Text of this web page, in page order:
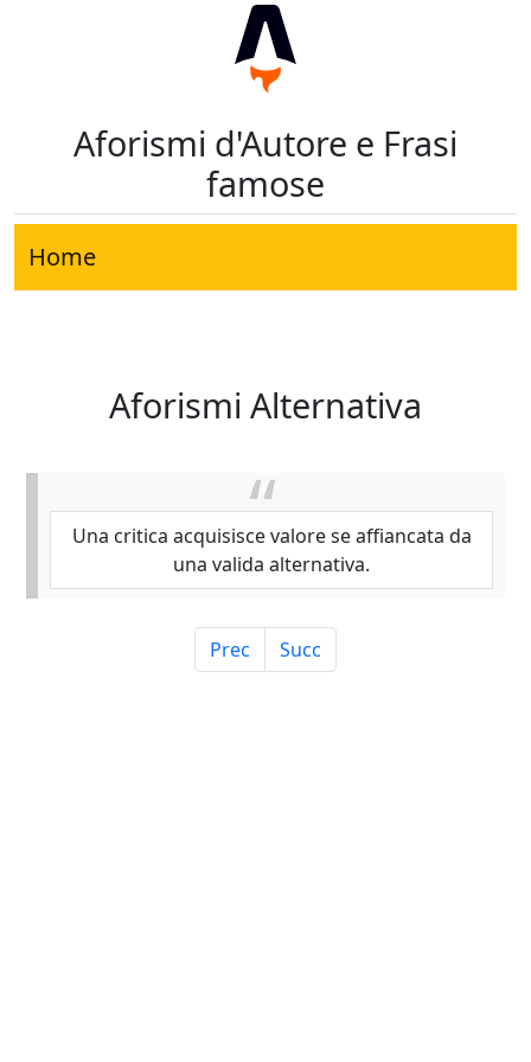
Aforismi d'Autore e Frasi
famose
Home
Aforismi Alternativa
Una critica acquisisce valore se affiancata da
una valida alternativa.
Prec Succ